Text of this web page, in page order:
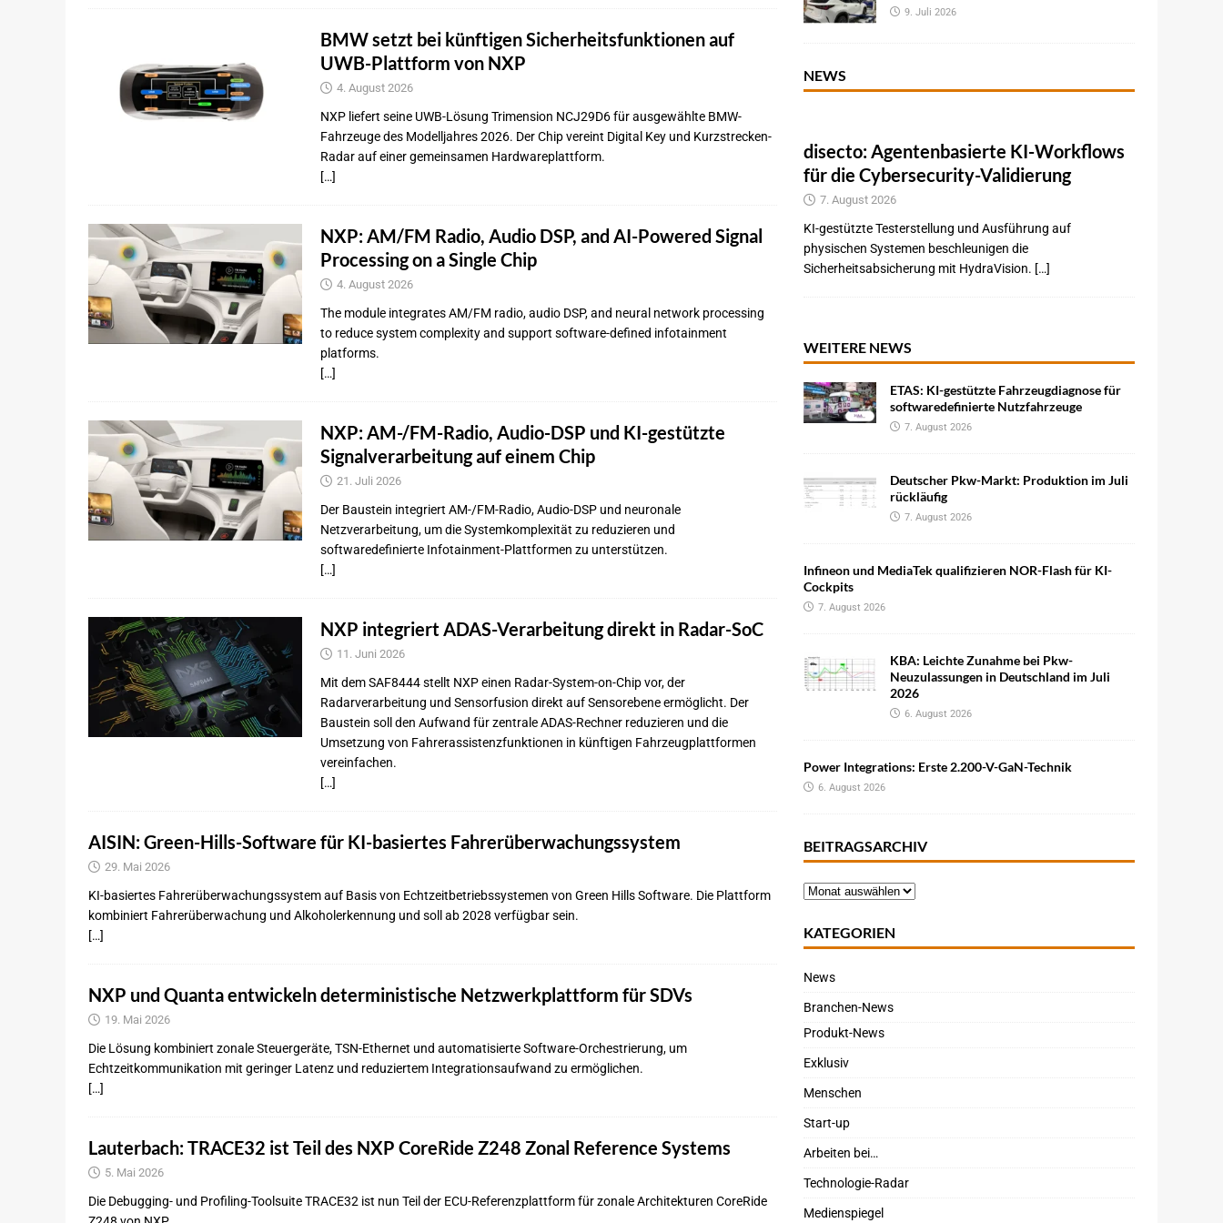
BMW setzt bei künftigen Sicherheitsfunktionen auf
UWB-Plattform von NXP
4. August 2026
NXP liefert seine UWB-Lösung Trimension NCJ29D6 für ausgewählte BMW-
Fahrzeuge des Modelljahres 2026. Der Chip vereint Digital Key und Kurzstrecken-
Radar auf einer gemeinsamen Hardwareplattform.
[…]
NXP: AM/FM Radio, Audio DSP, and AI-Powered Signal
Processing on a Single Chip
4. August 2026
The module integrates AM/FM radio, audio DSP, and neural network processing
to reduce system complexity and support software-defined infotainment
platforms.
[…]
NXP: AM-/FM-Radio, Audio-DSP und KI-gestützte
Signalverarbeitung auf einem Chip
21. Juli 2026
Der Baustein integriert AM-/FM-Radio, Audio-DSP und neuronale
Netzverarbeitung, um die Systemkomplexität zu reduzieren und
softwaredefinierte Infotainment-Plattformen zu unterstützen.
[…]
NXP integriert ADAS-Verarbeitung direkt in Radar-SoC
11. Juni 2026
Mit dem SAF8444 stellt NXP einen Radar-System-on-Chip vor, der
Radarverarbeitung und Sensorfusion direkt auf Sensorebene ermöglicht. Der
Baustein soll den Aufwand für zentrale ADAS-Rechner reduzieren und die
Umsetzung von Fahrerassistenzfunktionen in künftigen Fahrzeugplattformen
vereinfachen.
[…]
AISIN: Green-Hills-Software für KI-basiertes Fahrerüberwachungssystem
29. Mai 2026
KI-basiertes Fahrerüberwachungssystem auf Basis von Echtzeitbetriebssystemen von Green Hills Software. Die Plattform
kombiniert Fahrerüberwachung und Alkoholerkennung und soll ab 2028 verfügbar sein.
[…]
NXP und Quanta entwickeln deterministische Netzwerkplattform für SDVs
19. Mai 2026
Die Lösung kombiniert zonale Steuergeräte, TSN-Ethernet und automatisierte Software-Orchestrierung, um
Echtzeitkommunikation mit geringer Latenz und reduziertem Integrationsaufwand zu ermöglichen.
[…]
Lauterbach: TRACE32 ist Teil des NXP CoreRide Z248 Zonal Reference Systems
5. Mai 2026
Die Debugging- und Profiling-Toolsuite TRACE32 ist nun Teil der ECU-Referenzplattform für zonale Architekturen CoreRide
9. Juli 2026
NEWS
disecto: Agentenbasierte KI-Workflows
für die Cybersecurity-Validierung
7. August 2026
KI-gestützte Testerstellung und Ausführung auf
physischen Systemen beschleunigen die
Sicherheitsabsicherung mit HydraVision. […]
WEITERE NEWS
ETAS: KI-gestützte Fahrzeugdiagnose für
softwaredefinierte Nutzfahrzeuge
7. August 2026
Deutscher Pkw-Markt: Produktion im Juli
rückläufig
7. August 2026
Infineon und MediaTek qualifizieren NOR-Flash für KI-
Cockpits
7. August 2026
KBA: Leichte Zunahme bei Pkw-
Neuzulassungen in Deutschland im Juli
2026
6. August 2026
Power Integrations: Erste 2.200-V-GaN-Technik
6. August 2026
BEITRAGSARCHIV
KATEGORIEN
News
Branchen-News
Produkt-News
Exklusiv
Menschen
Start-up
Arbeiten bei…
Technologie-Radar
Medienspiegel